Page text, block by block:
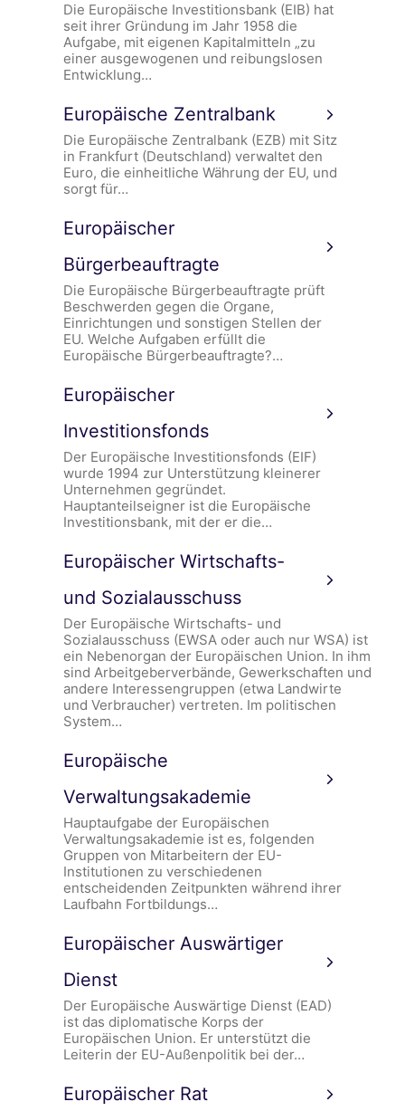
Die Europäische Investitionsbank (EIB) hat
seit ihrer Gründung im Jahr 1958 die
Aufgabe, mit eigenen Kapitalmitteln „zu
einer ausgewogenen und reibungslosen
Entwicklung…
Europäische Zentralbank
Die Europäische Zentralbank (EZB) mit Sitz
in Frankfurt (Deutschland) verwaltet den
Euro, die einheitliche Währung der EU, und
sorgt für…
Europäischer
Bürgerbeauftragte
Die Europäische Bürgerbeauftragte prüft
Beschwerden gegen die Organe,
Einrichtungen und sonstigen Stellen der
EU. Welche Aufgaben erfüllt die
Europäische Bürgerbeauftragte?…
Europäischer
Investitionsfonds
Der Europäische Investitionsfonds (EIF)
wurde 1994 zur Unterstützung kleinerer
Unternehmen gegründet.
Hauptanteilseigner ist die Europäische
Investitionsbank, mit der er die…
Europäischer Wirtschafts-
und Sozialausschuss
Der Europäische Wirtschafts- und
Sozialausschuss (EWSA oder auch nur WSA) ist
ein Nebenorgan der Europäischen Union. In ihm
sind Arbeitgeberverbände, Gewerkschaften und
andere Interessengruppen (etwa Landwirte
und Verbraucher) vertreten. Im politischen
System…
Europäische
Verwaltungsakademie
Hauptaufgabe der Europäischen
Verwaltungsakademie ist es, folgenden
Gruppen von Mitarbeitern der EU-
Institutionen zu verschiedenen
entscheidenden Zeitpunkten während ihrer
Laufbahn Fortbildungs…
Europäischer Auswärtiger
Dienst
Der Europäische Auswärtige Dienst (EAD)
ist das diplomatische Korps der
Europäischen Union. Er unterstützt die
Leiterin der EU-Außenpolitik bei der…
Europäischer Rat